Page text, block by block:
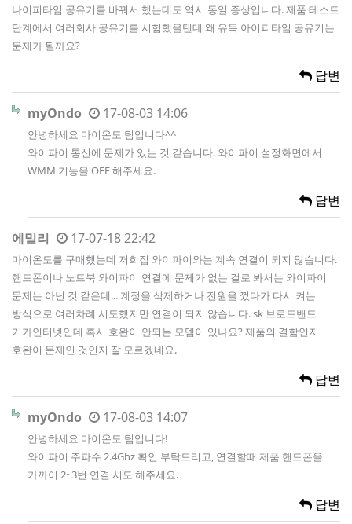
나이피타임 공유기를 바꿔서 했는데도 역시 동일 증상입니다. 제품 테스트
단계에서 여러회사 공유기를 시험했을텐데 왜 유독 아이피타임 공유기는
문제가 될까요?
답변
myOndo 17-08-03 14:06
안녕하세요 마이온도 팀입니다^^
와이파이 통신에 문제가 있는 것 같습니다. 와이파이 설정화면에서
WMM 기능을 OFF 해주세요.
답변
에밀리 17-07-18 22:42
마이온도를 구매했는데 저희집 와이파이와는 계속 연결이 되지 않습니다.
핸드폰이나 노트북 와이파이 연결에 문제가 없는 걸로 봐서는 와이파이
문제는 아닌 것 같은데... 계정을 삭제하거나 전원을 껐다가 다시 켜는
방식으로 여러차례 시도했지만 연결이 되지 않습니다. sk 브로드밴드
기가인터넷인데 혹시 호완이 안되는 모뎀이 있나요? 제품의 결함인지
호완이 문제인 것인지 잘 모르겠네요.
답변
myOndo 17-08-03 14:07
안녕하세요 마이온도 팀입니다!
와이파이 주파수 2.4Ghz 확인 부탁드리고, 연결할때 제품 핸드폰을
가까이 2~3번 연결 시도 해주세요.
답변